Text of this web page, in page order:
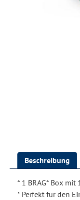
Beschreibung
* 1 BRAG* Box
* Perfekt für den